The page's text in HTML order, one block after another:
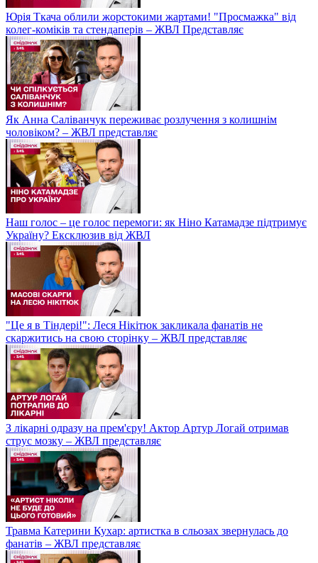
Юрія Ткача облили жорстокими жартами! "Просмажка" від
колег-коміків та стендаперів – ЖВЛ Представляє
Як Анна Саліванчук переживає розлучення з колишнім
чоловіком? – ЖВЛ представляє
Наш голос – це голос перемоги: як Ніно Катамадзе підтримує
Україну? Ексклюзив від ЖВЛ
"Це я в Тіндері!": Леся Нікітюк закликала фанатів не
скаржитись на свою сторінку – ЖВЛ представляє
З лікарні одразу на прем'єру! Актор Артур Логай отримав
струс мозку – ЖВЛ представляє
Травма Катерини Кухар: артистка в сльозах звернулась до
фанатів – ЖВЛ представляє